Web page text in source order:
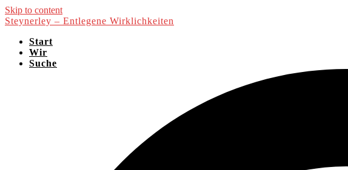
Skip to content
Steynerley – Entlegene Wirklichkeiten
Start
Wir
Suche